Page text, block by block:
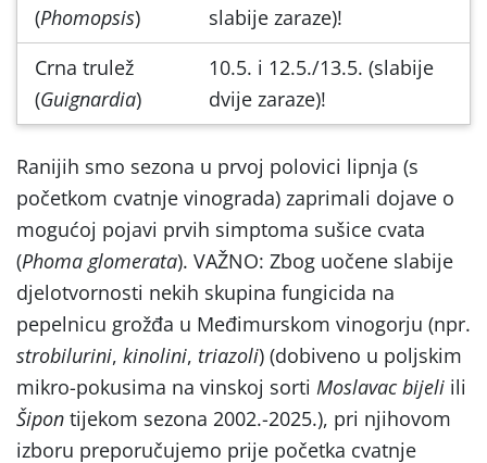
(Phomopsis)
slabije zaraze)!
Crna trulež
(Guignardia)
10.5. i 12.5./13.5. (slabije
dvije zaraze)!
Ranijih smo sezona u prvoj polovici lipnja (s
početkom cvatnje vinograda) zaprimali dojave o
mogućoj pojavi prvih simptoma sušice cvata
(Phoma glomerata). VAŽNO: Zbog uočene slabije
djelotvornosti nekih skupina fungicida na
pepelnicu grožđa u Međimurskom vinogorju (npr.
strobilurini, kinolini, triazoli) (dobiveno u poljskim
mikro-pokusima na vinskoj sorti Moslavac bijeli ili
Šipon tijekom sezona 2002.-2025.), pri njihovom
izboru preporučujemo prije početka cvatnje